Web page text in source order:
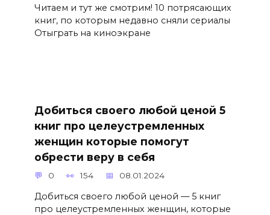
Читаем и тут же смотрим! 10 потрясающих
книг, по которым недавно сняли сериалы
Отыграть на киноэкране
Добиться своего любой ценой 5
книг про целеустремленных
женщин которые помогут
обрести веру в себя
0 154 08.01.2024
Добиться своего любой ценой — 5 книг
про целеустремленных женщин, которые